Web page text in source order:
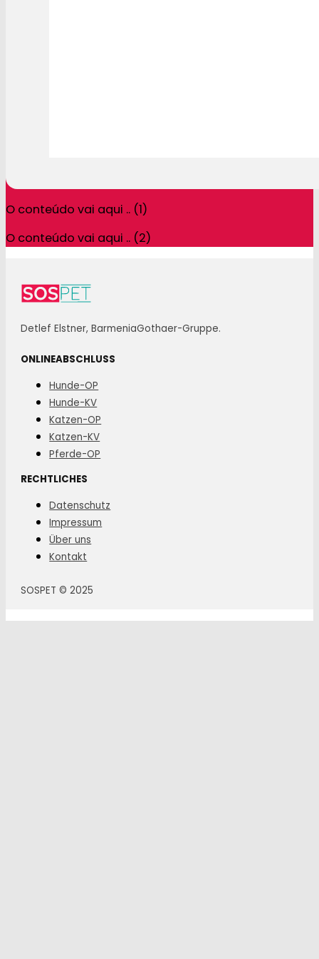
O conteúdo vai aqui .. (1)
O conteúdo vai aqui .. (2)
Detlef Elstner, BarmeniaGothaer-Gruppe.
ONLINEABSCHLUSS
Hunde-OP
Hunde-KV
Katzen-OP
Katzen-KV
Pferde-OP
RECHTLICHES
Datenschutz
Impressum
Über uns
Kontakt
SOSPET © 2025